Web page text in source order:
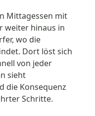
Mittagessen mit
weiter hinaus in
wo die
Dort löst sich
von jeder
sieht
die Konsequenz
Schritte.